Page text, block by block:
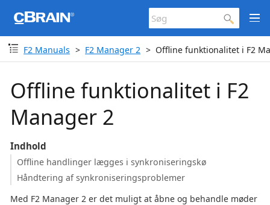
F2 Manuals F2 Manager 2 Offline funktionalitet i F2
Offline funktionalitet i F2
Manager 2
Indhold
Offline handlinger lægges i synkroniseringskø
Håndtering af synkroniseringsproblemer
Med F2 Manager 2 er det muligt at åbne og behandle møder